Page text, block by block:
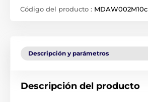
Código del producto : MDAW002M10c
Descripción y parámetros
Descripción del producto